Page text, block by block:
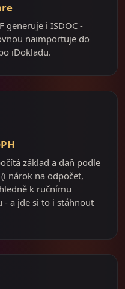
generuje i ISDOC -
naimportuje do
iDokladu.
základ a daň podle
nárok na odpočet,
k ručnímu
a jde si to i stáhnout